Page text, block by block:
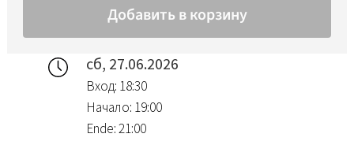
сб, 27.06.2026
Вход: 18:30
Начало: 19:00
Ende: 21:00